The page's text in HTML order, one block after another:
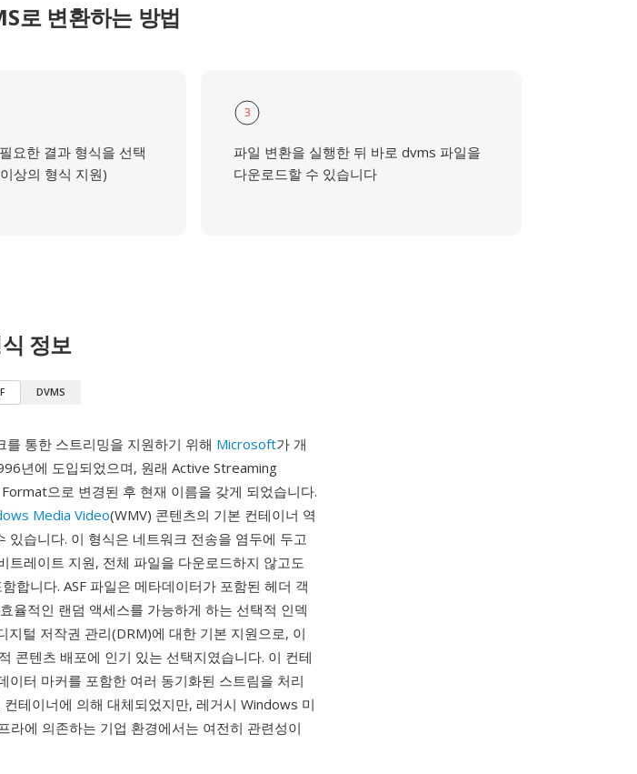
로 변환하는 방법
요한 결과 형식을 선택
상의 형식 지원)
3
파일 변환을 실행한 뒤 바로 dvms 파일을
다운로드할 수 있습니다
정보
DVMS
통한 스트리밍을 지원하기 위해 Microsoft가 개
년에 도입되었으며, 원래 Active Streaming
으로 변경된 후 현재 이름을 갖게 되었습니다.
Media Video(WMV) 콘텐츠의 기본 컨테이너 역
있습니다. 이 형식은 네트워크 전송을 염두에 두고
트레이트 지원, 전체 파일을 다운로드하지 않고도
합니다. ASF 파일은 메타데이터가 포함된 헤더 객
율적인 랜덤 액세스를 가능하게 하는 선택적 인덱
털 저작권 관리(DRM)에 대한 기본 지원으로, 이
콘텐츠 배포에 인기 있는 선택지였습니다. 이 컨테
이터 마커를 포함한 여러 동기화된 스트림을 처리
테이너에 의해 대체되었지만, 레거시 Windows 미
에 의존하는 기업 환경에서는 여전히 관련성이